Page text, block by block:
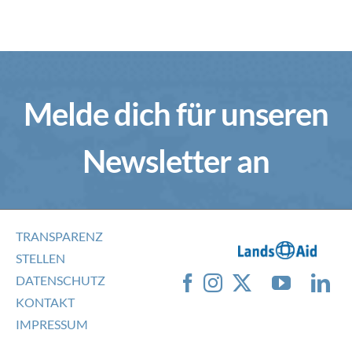
Melde dich für unseren
Newsletter an
TRANSPARENZ
STELLEN
DATENSCHUTZ
KONTAKT
IMPRESSUM